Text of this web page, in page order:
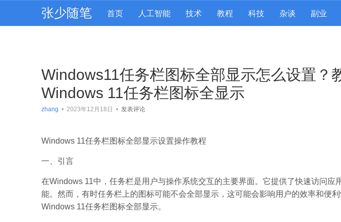
张少随笔 首页 人工智能 技术 教程 科技 杂谈 副业
Windows11任务栏图标全部显示怎么设置？
Windows 11任务栏图标全显示
zhang • 2023年12月18日 • 发表评论
Windows 11任务栏图标全部显示设置操作教程
一、引言
在Windows 11中，任务栏是用户与操作系统交互的主要界面。它提供了快速访问应
能。然而，有时任务栏上的图标可能不会全部显示，这可能会影响用户的效率和便
Windows 11任务栏图标全部显示。